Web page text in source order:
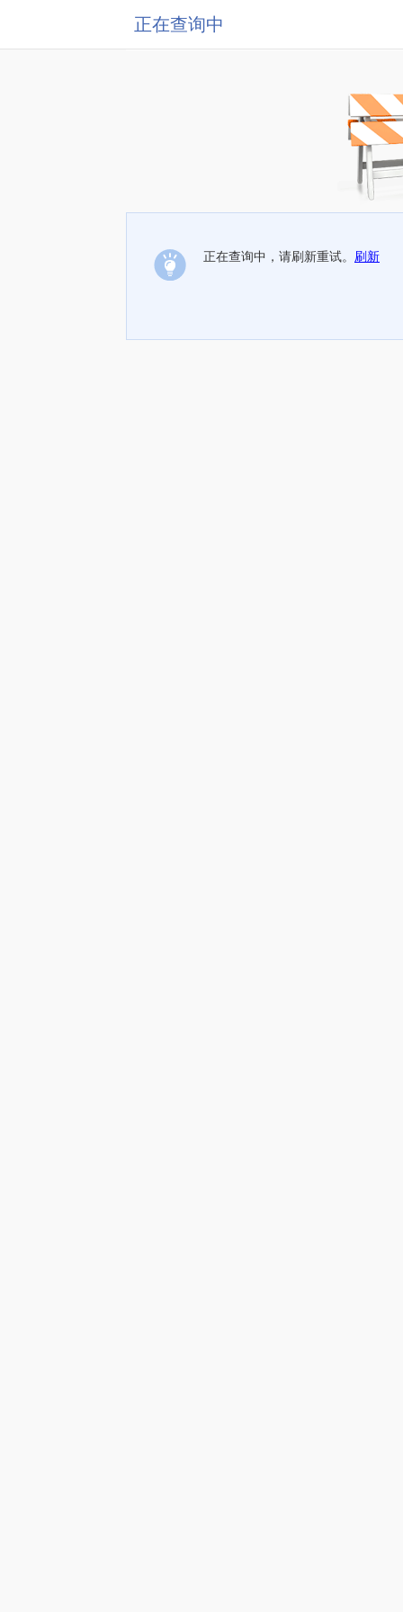
正在查询中
正在查询中，请刷新重试。 刷新